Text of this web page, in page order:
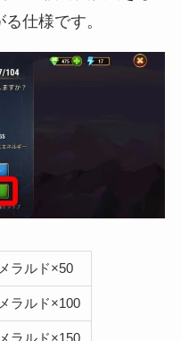
仕様です。
ラルド×50
ラルド×100
ラルド×150